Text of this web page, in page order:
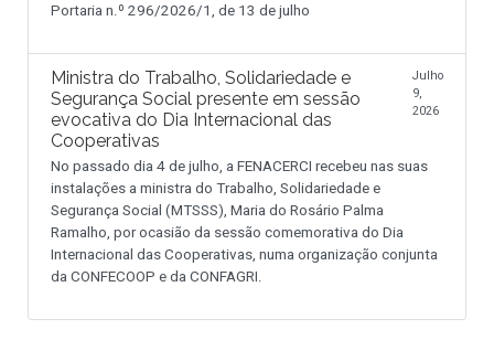
Portaria n.º 296/2026/1, de 13 de julho
Ministra do Trabalho, Solidariedade e
Segurança Social presente em sessão
evocativa do Dia Internacional das
Cooperativas
Julho
9,
2026
No passado dia 4 de julho, a FENACERCI recebeu nas suas
instalações a ministra do Trabalho, Solidariedade e
Segurança Social (MTSSS), Maria do Rosário Palma
Ramalho, por ocasião da sessão comemorativa do Dia
Internacional das Cooperativas, numa organização conjunta
da CONFECOOP e da CONFAGRI.